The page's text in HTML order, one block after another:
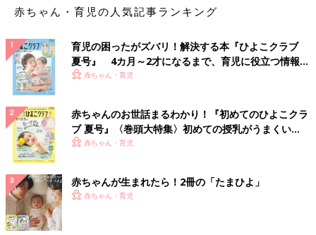
りました。母乳を増やすために、自分でできる“おっぱいマッサ
ージ”を続け、水分も意識して多めに摂り、睡眠もできる限り確
保するようにしてみると、それまで根詰めていたストレスから解
放され、母乳の出も良くなって来たのです。
産後1ヶ月もすると、娘の吸う力も強くなり、母乳育児もうまく
いくようになりました。いつしかミルクの追加も搾乳もする必要
がなくなり、完全母乳での育児ができるようになり、1ヶ月間の
つらい闘いは終わりを遂げたのでした。
おっぱいが岩のようになった！ガッチガチのお宮参
り
赤ちゃん・育児の人気記事ランキング
育児の困ったがズバリ！解決する本『ひよこクラブ
夏号』 4カ月～2才になるまで、育児に役立つ情報が
いっぱい！
赤ちゃん・育児
赤ちゃんのお世話まるわかり！『初めてのひよこクラ
ブ 夏号』〈巻頭大特集〉初めての授乳がうまくい
く！ おっぱい・ミルクの基本と夏のトラブル 解決テ
赤ちゃん・育児
赤ちゃんが生まれたら！2冊の「たまひよ」
赤ちゃん・育児